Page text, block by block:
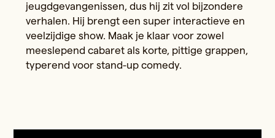
jeugdgevangenissen, dus hij zit vol bijzondere
verhalen. Hij brengt een super interactieve en
veelzijdige show. Maak je klaar voor zowel
meeslepend cabaret als korte, pittige grappen,
typerend voor stand-up comedy.